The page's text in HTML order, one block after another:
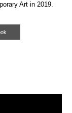
Art in 2019.